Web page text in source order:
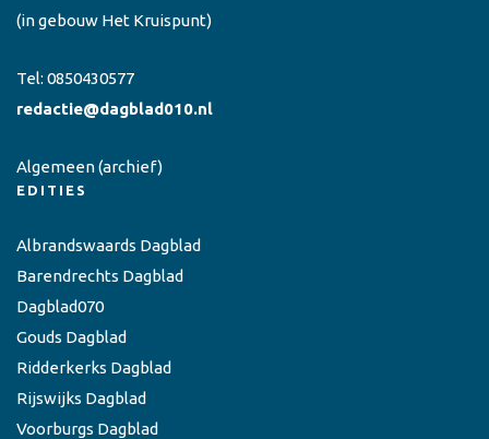
(in gebouw Het Kruispunt)
Tel: 0850430577
redactie@dagblad010.nl
Algemeen(archief)
EDITIES
Albrandswaards Dagblad
Barendrechts Dagblad
Dagblad070
Gouds Dagblad
Ridderkerks Dagblad
Rijswijks Dagblad
Voorburgs Dagblad